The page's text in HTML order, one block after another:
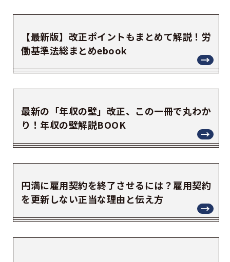
【最新版】改正ポイントもまとめて解説！労
働基準法総まとめebook
最新の「年収の壁」改正、この一冊で丸わか
り！年収の壁解説BOOK
円満に雇用契約を終了させるには？雇用契約
を更新しない正当な理由と伝え方